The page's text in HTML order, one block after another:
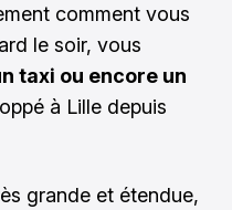
comment vous
le soir, vous
taxi ou encore un
à Lille depuis
grande et étendue,